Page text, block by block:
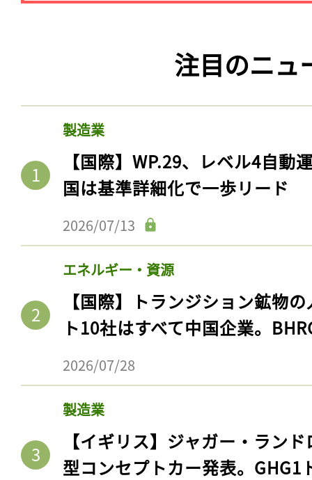
注目のニュ
製造業
【国際】WP.29、レベル4自動
国は基準詳細化で一歩リード
2026/07/13
エネルギー・資源
【国際】トランジション鉱物
ト10社はすべて中国企業。
2026/07/28
製造業
【イギリス】ジャガー・ラン
型コンセプトカー発表。GHG1